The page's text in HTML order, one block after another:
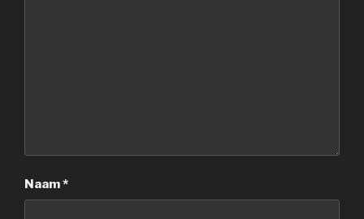
Naam*